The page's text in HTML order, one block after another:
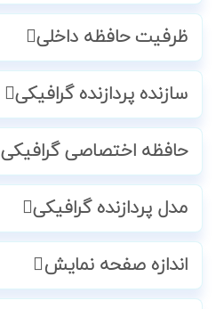
ظرفیت حافظه داخلی
سازنده پردازنده گرافیکی
حافظه اختصاصی گرافیکی
مدل پردازنده گرافیکی
اندازه صفحه نمایش